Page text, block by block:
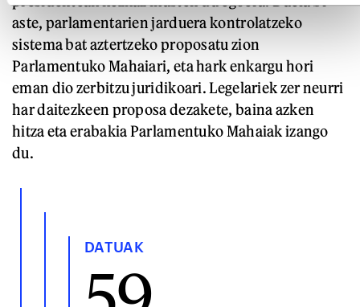
aste, parlamentarien jarduera kontrolatzeko
sistema bat aztertzeko proposatu zion
Parlamentuko Mahaiari, eta hark enkargu hori
eman dio zerbitzu juridikoari. Legelariek zer neurri
har daitezkeen proposa dezakete, baina azken
hitza eta erabakia Parlamentuko Mahaiak izango
du.
DATUAK